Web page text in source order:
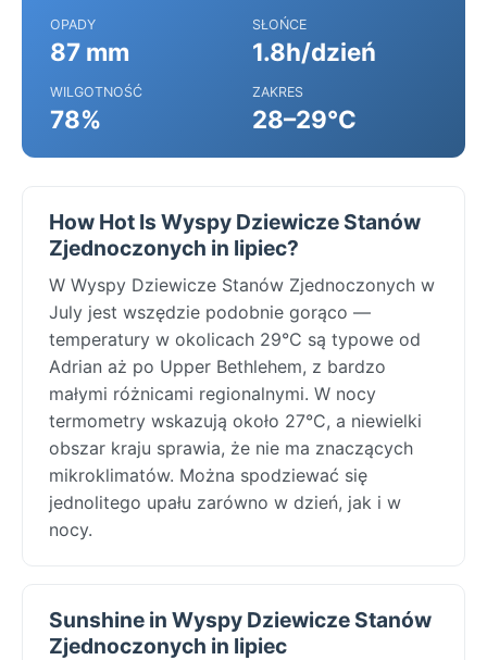
OPADY
87 mm
SŁOŃCE
1.8h/dzień
WILGOTNOŚĆ
78%
ZAKRES
28–29°C
How Hot Is Wyspy Dziewicze Stanów
Zjednoczonych in lipiec?
W Wyspy Dziewicze Stanów Zjednoczonych w
July jest wszędzie podobnie gorąco —
temperatury w okolicach 29°C są typowe od
Adrian aż po Upper Bethlehem, z bardzo
małymi różnicami regionalnymi. W nocy
termometry wskazują około 27°C, a niewielki
obszar kraju sprawia, że nie ma znaczących
mikroklimatów. Można spodziewać się
jednolitego upału zarówno w dzień, jak i w
nocy.
Sunshine in Wyspy Dziewicze Stanów
Zjednoczonych in lipiec